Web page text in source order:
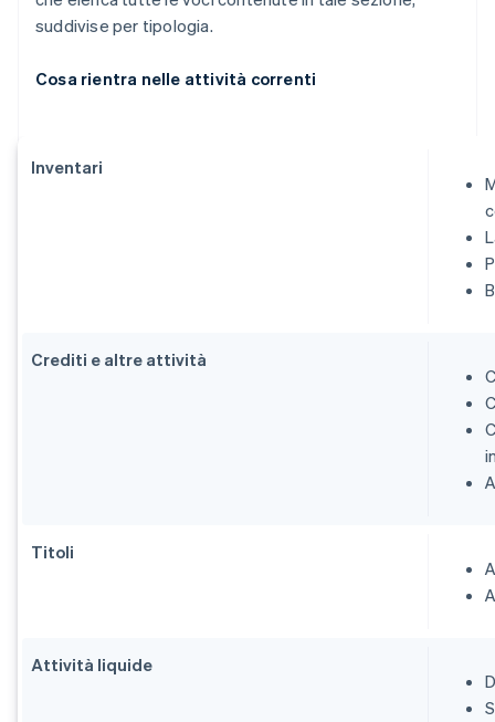
suddivise per tipologia.
Cosa rientra nelle attività correnti
Inventari
Crediti e altre attività
Titoli
Attività liquide